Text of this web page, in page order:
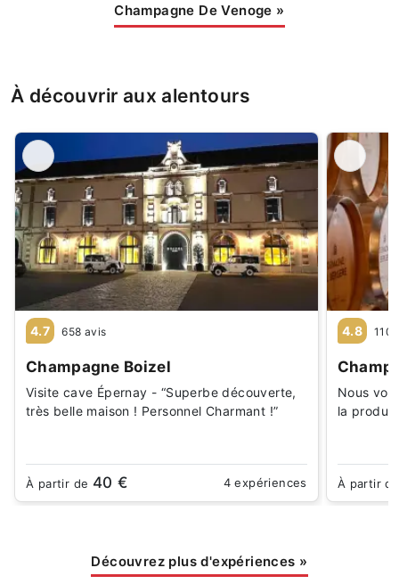
Champagne De Venoge »
À découvrir aux alentours
4.7 658 avis
Champagne Boizel
Visite cave Épernay - “Superbe découverte,
très belle maison ! Personnel Charmant !”
À partir de 40 € 4 expériences
4.8 110
Nous
la
À partir
Découvrez plus d'expériences »